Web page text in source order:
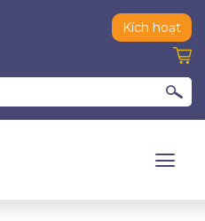
Kích hoạt